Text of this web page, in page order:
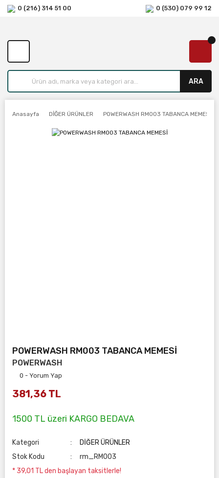
0 (216) 314 51 00 0 (530) 079 99 12
ARA
Anasayfa DİĞER ÜRÜNLER POWERWASH RM003 TABANCA MEMESİ
POWERWASH RM003 TABANCA MEMESİ
POWERWASH
0 - Yorum Yap
381,36 TL
1500 TL üzeri KARGO BEDAVA
Kategori
DİĞER ÜRÜNLER
Stok Kodu
rm_RM003
* 39,01 TL den başlayan taksitlerle!